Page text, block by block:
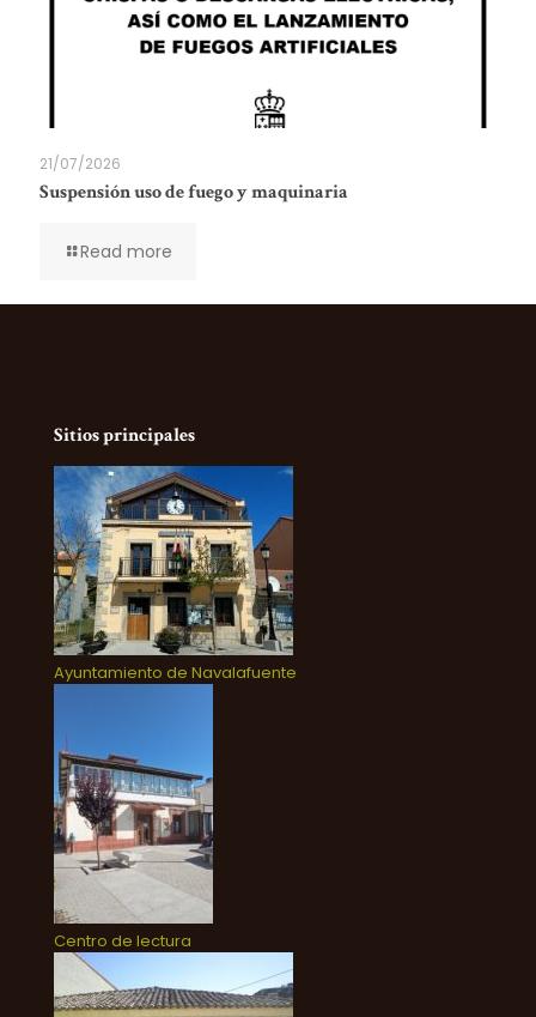
21/07/2026
Suspensión uso de fuego y maquinaria
Read more
Sitios principales
Ayuntamiento de Navalafuente
Centro de lectura